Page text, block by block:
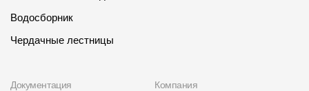
Водосборник
Чердачные лестницы
Документация Компания